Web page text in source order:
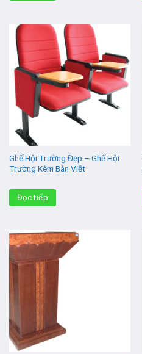
Ghế Hội Trường Đẹp – Ghế Hội
Trường Kèm Bàn Viết
Đọc tiếp